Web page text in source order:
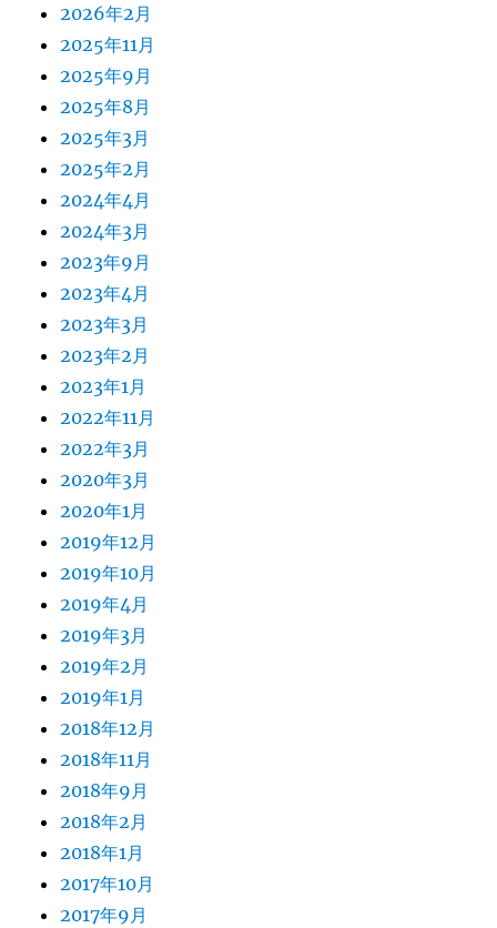
2026年2月
2025年11月
2025年9月
2025年8月
2025年3月
2025年2月
2024年4月
2024年3月
2023年9月
2023年4月
2023年3月
2023年2月
2023年1月
2022年11月
2022年3月
2020年3月
2020年1月
2019年12月
2019年10月
2019年4月
2019年3月
2019年2月
2019年1月
2018年12月
2018年11月
2018年9月
2018年2月
2018年1月
2017年10月
2017年9月